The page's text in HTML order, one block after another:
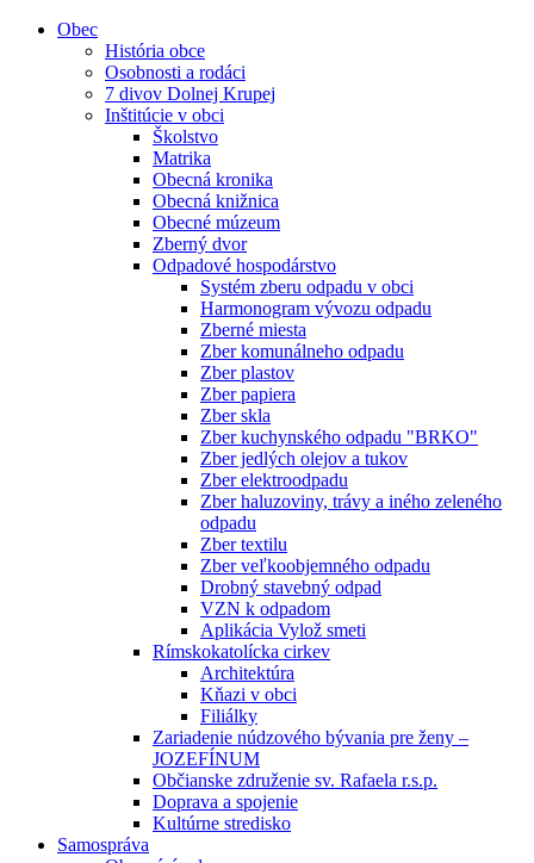
Obec
História obce
Osobnosti a rodáci
7 divov Dolnej Krupej
Inštitúcie v obci
Školstvo
Matrika
Obecná kronika
Obecná knižnica
Obecné múzeum
Zberný dvor
Odpadové hospodárstvo
Systém zberu odpadu v obci
Harmonogram vývozu odpadu
Zberné miesta
Zber komunálneho odpadu
Zber plastov
Zber papiera
Zber skla
Zber kuchynského odpadu "BRKO"
Zber jedlých olejov a tukov
Zber elektroodpadu
Zber haluzoviny, trávy a iného zeleného
odpadu
Zber textilu
Zber veľkoobjemného odpadu
Drobný stavebný odpad
VZN k odpadom
Aplikácia Vylož smeti
Rímskokatolícka cirkev
Architektúra
Kňazi v obci
Filiálky
Zariadenie núdzového bývania pre ženy –
JOZEFÍNUM
Občianske združenie sv. Rafaela r.s.p.
Doprava a spojenie
Kultúrne stredisko
Samospráva